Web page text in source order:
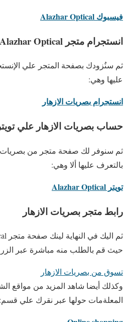
فيسبوك Alazhar Optical
انستجرام متجر Alazhar Optical
ثم سنُزودك بصفحة المتجر علي
عليها وهي:
انستجرام بصريات الازهار
حساب بصريات الازهار علي
ثم سنوفر لك صفحة متجر من بصريات
بالتعرف عليها ألا وهي:
تويتر Alazhar Optical
رابط متجر بصريات الازهار
حيث قم بالطلب منه مباشرة عبر الزر
تسوق من بصريات الازهار
وكذلك أيضا شاهد المزيد من مواقع
المعلةمات حولها عبر نقرك علي قسم: